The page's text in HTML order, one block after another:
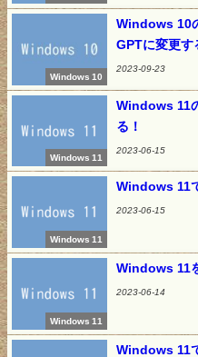
Windows 10
Windows 10
GPTに変更す
2023-09-23
Windows 11
Windows 11
る！
2023-06-15
Windows 11
Windows 11
2023-06-15
Windows 11
Windows 11
2023-06-14
Windows 11